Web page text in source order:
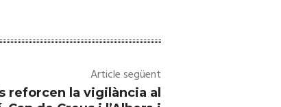
Article següent
reforcen la vigilància al